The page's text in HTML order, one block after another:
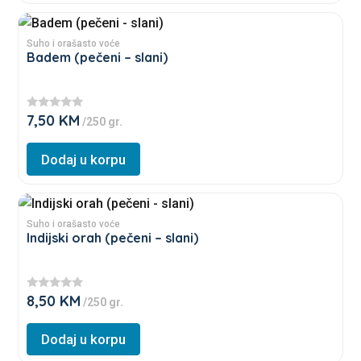
be
chosen
on
product
page
Suho i orašasto voće
Badem (pečeni – slani)
★
★
★
7,50 KM /250 gr.
This
product
has
variants.
The
options
may
chosen
on
page
Dodaj u korpu
Suho i orašasto voće
Indijski orah (pečeni – slani)
★
★
★
8,50 KM /250 gr.
This
product
has
variants.
The
options
may
Dodaj u korpu